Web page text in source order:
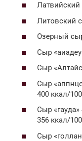
Латвийский
Литовский
Озерный
Сыр
Сыр
Сыр
400 ккал/
Сыр
356 ккал/
Сыр